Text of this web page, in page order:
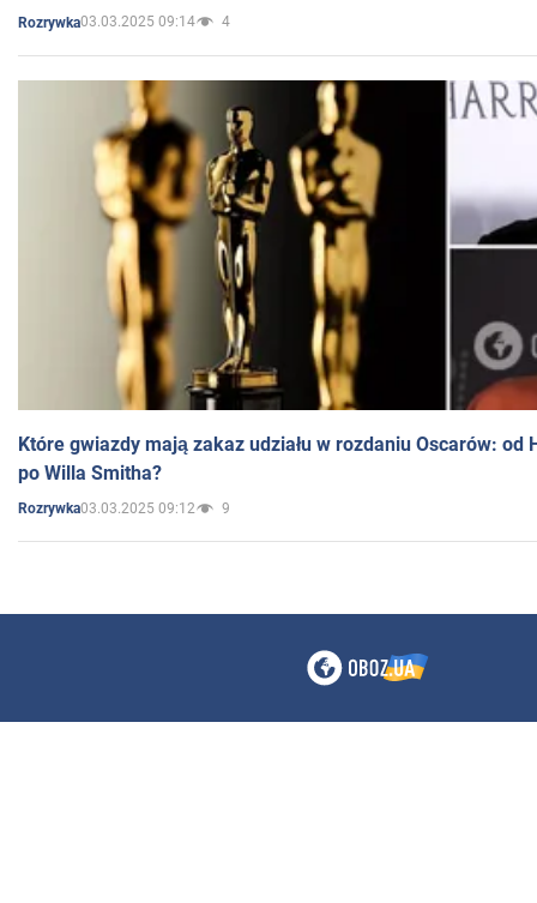
Rozrywka03.03.2025 09:14 4
Które gwiazdy mają zakaz udziału w rozdaniu Oscarów: od
po Willa Smitha?
Rozrywka03.03.2025 09:12 9